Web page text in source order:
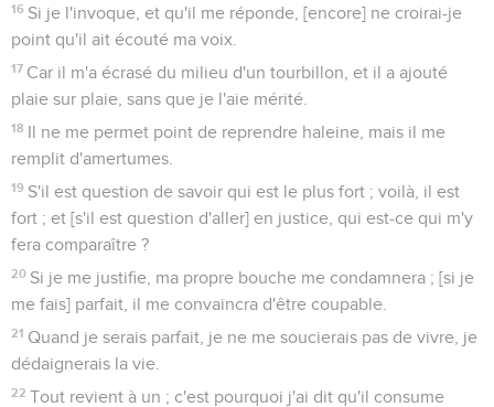
16 Si je l'invoque, et qu'il me réponde, [encore] ne croirai-je
point qu'il ait écouté ma voix.
17 Car il m'a écrasé du milieu d'un tourbillon, et il a ajouté
plaie sur plaie, sans que je l'aie mérité.
18 Il ne me permet point de reprendre haleine, mais il me
remplit d'amertumes.
19 S'il est question de savoir qui est le plus fort ; voilà, il est
fort ; et [s'il est question d'aller] en justice, qui est-ce qui m'y
fera comparaître ?
20 Si je me justifie, ma propre bouche me condamnera ; [si je
me fais] parfait, il me convaincra d'être coupable.
21 Quand je serais parfait, je ne me soucierais pas de vivre, je
dédaignerais la vie.
22 Tout revient à un ; c'est pourquoi j'ai dit qu'il consume